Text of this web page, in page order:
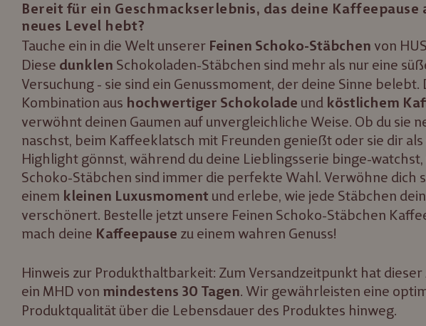
Bereit für ein Geschmackserlebnis, das deine Kaffeepause
neues Level hebt?
Tauche ein in die Welt unserer Feinen Schoko-Stäbchen von
Diese dunklen Schokoladen-Stäbchen sind mehr als nur eine
Versuchung - sie sind ein Genussmoment, der deine Sinne belebt.
Kombination aus hochwertiger Schokolade und köstlichem
verwöhnt deinen Gaumen auf unvergleichliche Weise. Ob du sie
naschst, beim Kaffeeklatsch mit Freunden genießt oder sie dir als
Highlight gönnst, während du deine Lieblingsserie binge-watchst,
Schoko-Stäbchen sind immer die perfekte Wahl. Verwöhne dich
einem kleinen Luxusmoment und erlebe, wie jede Stäbchen
verschönert. Bestelle jetzt unsere Feinen Schoko-Stäbchen
mach deine Kaffeepause zu einem wahren Genuss!
Hinweis zur Produkthaltbarkeit: Zum Versandzeitpunkt hat
ein MHD von mindestens 30 Tagen. Wir gewährleisten eine
Produktqualität über die Lebensdauer des Produktes hinweg.